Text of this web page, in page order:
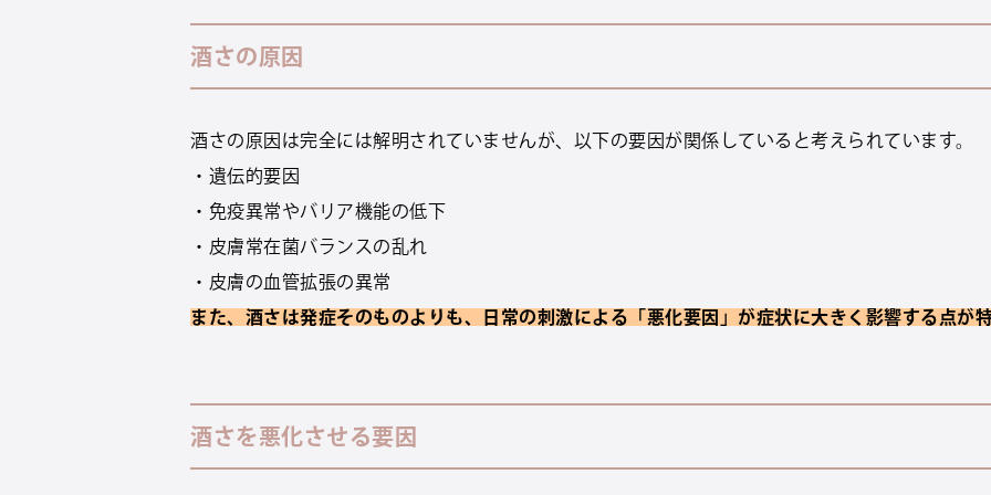
酒さの原因
酒さの原因は完全には解明されていませんが、以下の要因が関係していると考えられています。
・遺伝的要因
・免疫異常やバリア機能の低下
・皮膚常在菌バランスの乱れ
・皮膚の血管拡張の異常
また、酒さは発症そのものよりも、日常の刺激による「悪化要因」が症状に大きく影響する点が特
酒さを悪化させる要因